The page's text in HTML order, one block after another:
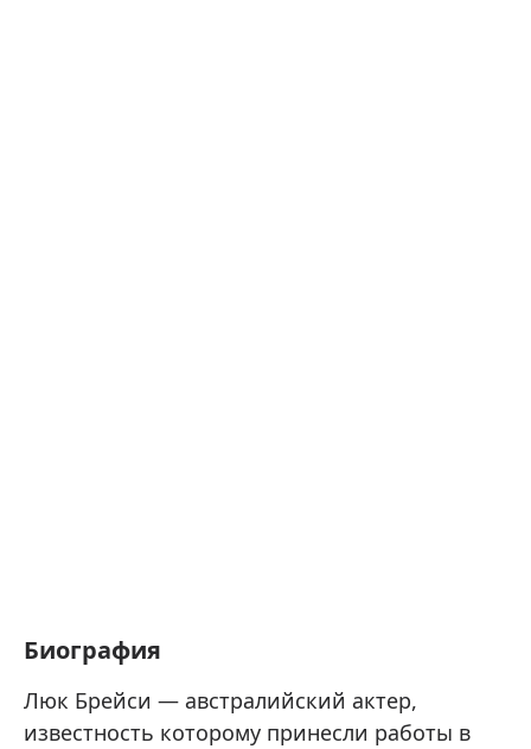
Биография
Люк Брейси — австралийский актер,
известность которому принесли работы в